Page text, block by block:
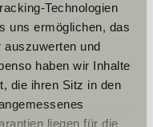
Technologien
uns ermöglichen, das
auszuwerten und
haben wir Inhalte
die ihren Sitz in den
liegen für die